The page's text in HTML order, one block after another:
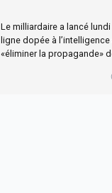
Le milliardaire a lancé
ligne dopée à
«éliminer la propagande»